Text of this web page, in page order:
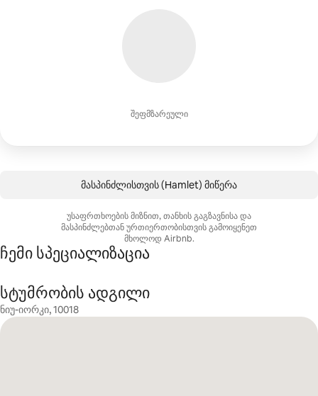
შეფმზარეული
მასპინძლისთვის (Hamlet) მიწერა
უსაფრთხოების მიზნით, თანხის გაგზავნისა და
მასპინძლებთან ურთიერთობისთვის გამოიყენეთ
მხოლოდ Airbnb.
ჩემი სპეციალიზაცია
სტუმრობის ადგილი
ნიუ-იორკი, 10018